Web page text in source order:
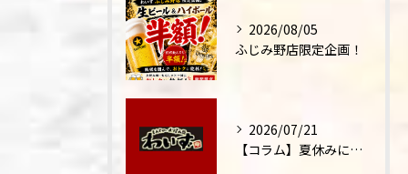
2026/08/05
ふじみ野店限定企画！
2026/07/21
【コラム】夏休みに家族外食が増える理由